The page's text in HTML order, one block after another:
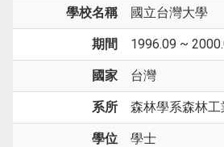
學校名稱 國立台灣大學
期間 1996.09 ~
國家 台灣
系所 森林學系森林工
學位 學士